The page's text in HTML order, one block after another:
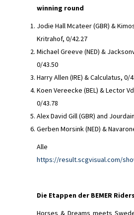
winning round
Jodie Hall Mcateer (GBR) &
Kritrahof, 0/42.27
Michael Greeve (NED) &
0/43.50
Harry Allen (IRE) & Calculatus, 0/
Koen Vereecke (BEL) & Lector
0/43.78
Alex David Gill (GBR) and
Gerben Morsink (NED) &
Alle
https://result.scgvisual.com/
Die Etappen der BEMER
Horses & Dreams meets